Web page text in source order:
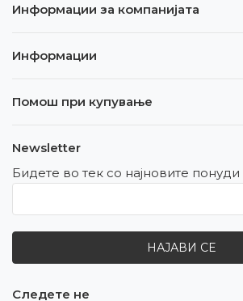
Информации за компанијата
Информации
Помош при купување
Newsletter
Бидете во тек со најновите понуди
НАЈАВИ СЕ
Следете не